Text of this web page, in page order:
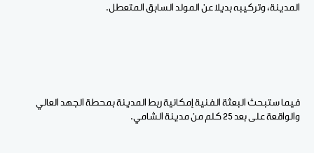
المدينة، وتركيبه بديلا عن المولد السابق المتعطل.
فيما ستبحث البعثة الفنية إمكانية ربط المدينة بمحطة الجهد العالي
والواقعة على بعد 25 كلم من مدينة الشامي.